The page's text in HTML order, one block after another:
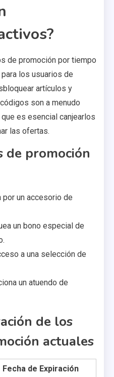
de promoción por tiempo
los usuarios de
artículos y
son a menudo
es esencial canjearlos
las ofertas.
de promoción
por un accesorio de
un bono especial de
a una selección de
un atuendo de
de los
actuales
Fecha de Expiración